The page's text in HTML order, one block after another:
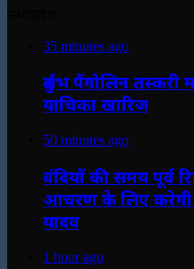
35 minutes ago
दुर्लभ पैंगोलिन
याचिका खारिज
50 minutes ago
बंदियों की समय पूर्व
आचरण के लिए करेगी
यादव
1 hour ago